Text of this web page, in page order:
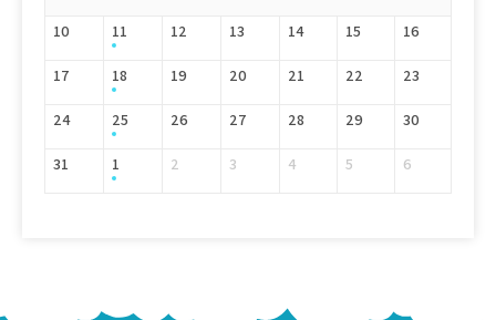
10 11 12 13 14 15 16
17 18 19 20 21 22 23
24 25 26 27 28 29 30
31 1 2 3 4 5 6